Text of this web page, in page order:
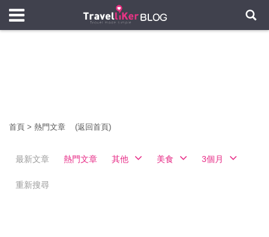
首頁 > 熱門文章 (返回首頁)
最新文章 熱門文章 其他 美食 3個月
重新搜尋